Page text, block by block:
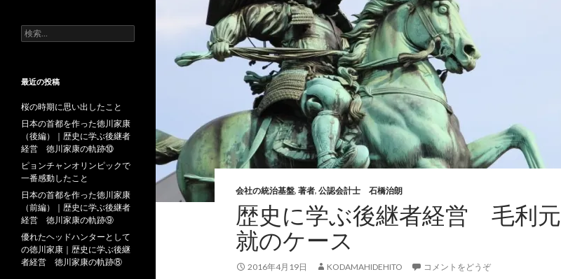
会社の統治基盤, 著者, 公認会計士 石橋治朗
歴史に学ぶ後継者経営 毛利元
就のケース
2016年4月19日 KODAMAHIDEHITO コメントをどうぞ
検
索
最近の投稿
桜の時期に思い出したこと
日本の首都を作った徳川家康
（後編）｜歴史に学ぶ後継者
経営 徳川家康の軌跡⑩
ピョンチャンオリンピックで
一番感動したこと
日本の首都を作った徳川家康
（前編）｜歴史に学ぶ後継者
経営 徳川家康の軌跡⑨
優れたヘッドハンターとして
の徳川家康｜歴史に学ぶ後継
者経営 徳川家康の軌跡⑧